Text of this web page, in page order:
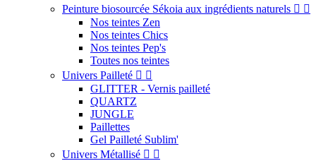
Peinture biosourcée Sékoia aux ingrédients naturels  
Nos teintes Zen
Nos teintes Chics
Nos teintes Pep's
Toutes nos teintes
Univers Pailleté  
GLITTER - Vernis pailleté
QUARTZ
JUNGLE
Paillettes
Gel Pailleté Sublim'
Univers Métallisé  